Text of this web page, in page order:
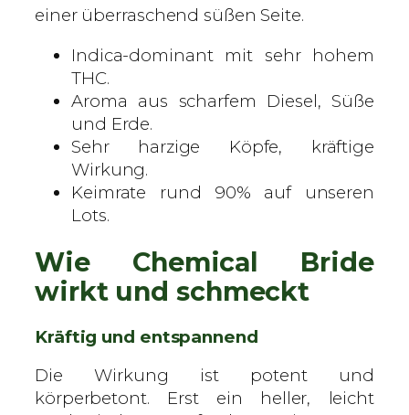
s
M
e
g
einer überraschend süßen Seite.
Indica-dominant mit sehr hohem
THC.
Aroma aus scharfem Diesel, Süße
und Erde.
Sehr harzige Köpfe, kräftige
Wirkung.
Keimrate rund 90% auf unseren
Lots.
Wie Chemical Bride
wirkt und schmeckt
Kräftig und entspannend
Die Wirkung ist potent und
körperbetont. Erst ein heller, leicht